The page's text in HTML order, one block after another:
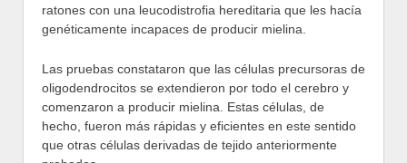
ratones con una leucodistrofia hereditaria que les hacía
genéticamente incapaces de producir mielina.
Las pruebas constataron que las células precursoras de
oligodendrocitos se extendieron por todo el cerebro y
comenzaron a producir mielina. Estas células, de
hecho, fueron más rápidas y eficientes en este sentido
que otras células derivadas de tejido anteriormente